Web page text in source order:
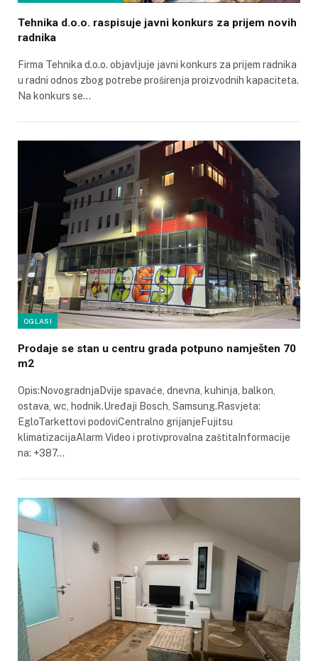
Tehnika d.o.o. raspisuje javni konkurs za prijem novih
radnika
Firma Tehnika d.o.o. objavljuje javni konkurs za prijem radnika
u radni odnos zbog potrebe proširenja proizvodnih kapaciteta.
Na konkurs se…
OGLASI
Prodaje se stan u centru grada potpuno namješten 70
m2
Opis:NovogradnjaDvije spavaće, dnevna, kuhinja, balkon,
ostava, wc, hodnik.Uređaji Bosch, Samsung.Rasvjeta:
EgloTarkettovi podoviCentralno grijanjeFujitsu
klimatizacijaAlarm Video i protivprovalna zaštitaInformacije
na: +387…